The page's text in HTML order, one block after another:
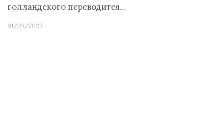
голландского переводится…
01/03/2023